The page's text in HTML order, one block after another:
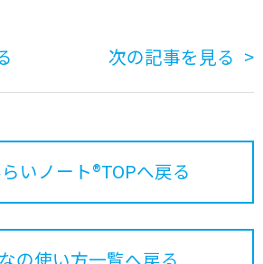
次の記事を見る
いノート®TOPへ戻る